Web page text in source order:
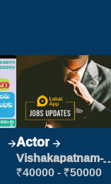
Actor
Vishakapatnam-
new
₹40000 - ₹50000